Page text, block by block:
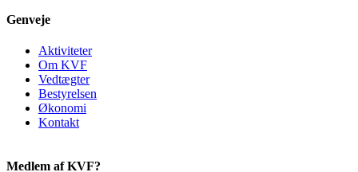
Genveje
Aktiviteter
Om KVF
Vedtægter
Bestyrelsen
Økonomi
Kontakt
Medlem af KVF?